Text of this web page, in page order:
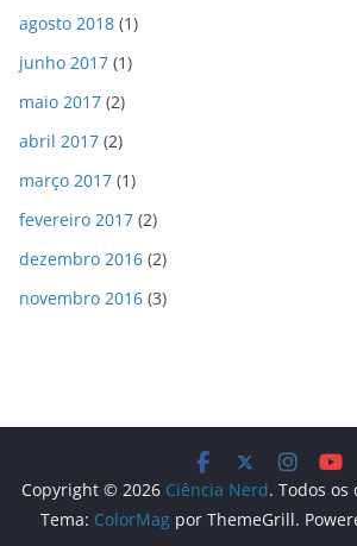
agosto 2018 (1)
junho 2017 (1)
maio 2017 (2)
abril 2017 (2)
março 2017 (1)
fevereiro 2017 (2)
dezembro 2016 (2)
novembro 2016 (3)
Copyright © 2026 Ciência Nerd. Todos
Tema: ColorMag por ThemeGrill.